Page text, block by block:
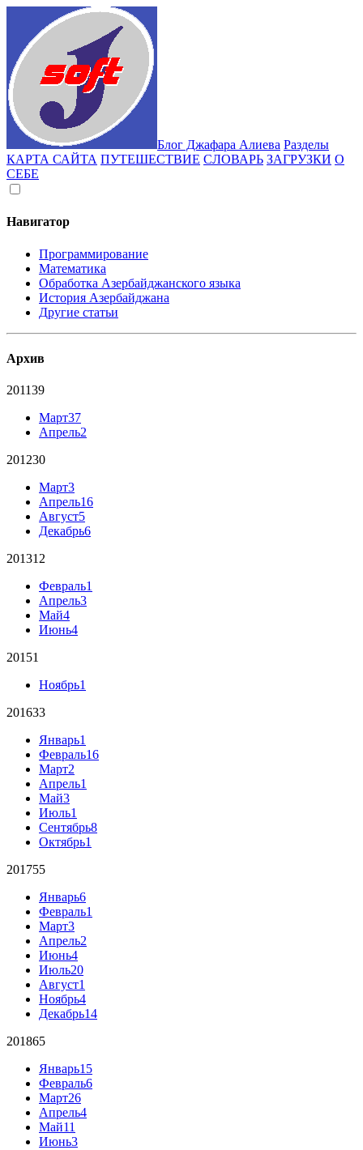
Блог Джафара Алиева Разделы
КАРТА САЙТА ПУТЕШЕСТВИЕ СЛОВАРЬ ЗАГРУЗКИ О
СЕБЕ
Навигатор
Программирование
Математика
Обработка Азербайджанского языка
История Азербайджана
Другие статьи
Архив
201139
Март37
Апрель2
201230
Март3
Апрель16
Август5
Декабрь6
201312
Февраль1
Апрель3
Май4
Июнь4
20151
Ноябрь1
201633
Январь1
Февраль16
Март2
Апрель1
Май3
Июль1
Сентябрь8
Октябрь1
201755
Январь6
Февраль1
Март3
Апрель2
Июнь4
Июль20
Август1
Ноябрь4
Декабрь14
201865
Январь15
Февраль6
Март26
Апрель4
Май11
Июнь3